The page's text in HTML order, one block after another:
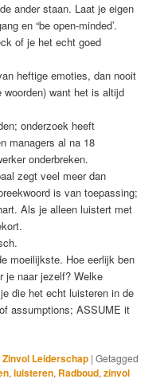
ander staan. Laat je eigen
en “be open-minded’.
of je het echt goed
heftige emoties, dan nooit
want het is altijd
onderzoek heeft
managers al na 18
onderbreken.
zegt veel meer dan
is van toepassing;
Als je alleen luistert met
moeilijkste. Hoe eerlijk ben
je naar jezelf? Welke
die het echt luisteren in de
assumptions; ASSUME it
Leiderschap |Getagged
,luisteren, Radboud,zinvol